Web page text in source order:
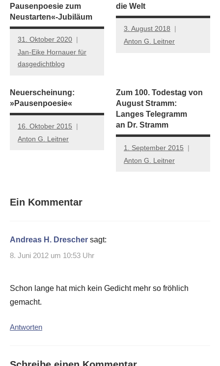
Pausenpoesie zum
Neustarten«-Jubiläum
31. Oktober 2020
Jan-Eike Hornauer für
dasgedichtblog
die Welt
3. August 2018
Anton G. Leitner
Neuerscheinung:
»Pausenpoesie«
16. Oktober 2015
Anton G. Leitner
Zum 100. Todestag von
August Stramm:
Langes Telegramm
an Dr. Stramm
1. September 2015
Anton G. Leitner
Ein Kommentar
Andreas H. Drescher sagt:
8. Juni 2012 um 10:53 Uhr
Schon lange hat mich kein Gedicht mehr so fröhlich
gemacht.
Antworten